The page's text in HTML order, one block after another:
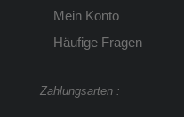
Mein Konto
Häufige Fragen
Zahlungsarten :